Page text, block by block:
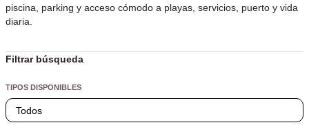
piscina, parking y acceso cómodo a playas, servicios, puerto y vida
diaria.
Filtrar búsqueda
TIPOS DISPONIBLES
Todos